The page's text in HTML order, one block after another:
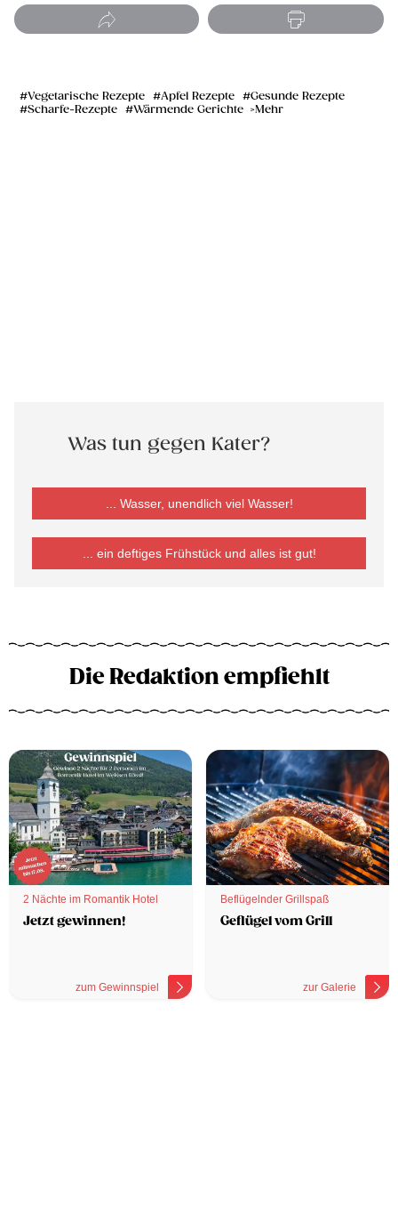
Vegetarische Rezepte Apfel Rezepte
Gesunde Rezepte
Scharfe-Rezepte
Wärmende Gerichte Mehr
Was tun gegen Kater?
... Wasser, unendlich viel Wasser!
... ein deftiges Frühstück und alles ist gut!
Die Redaktion empfiehlt
2 Nächte im Romantik Hotel
Jetzt gewinnen!
zum Gewinnspiel
Beflügelnder Grillspaß
Geflügel vom Grill
zur Galerie